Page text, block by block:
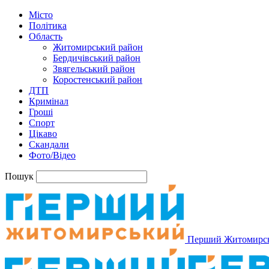
Місто
Політика
Область
Житомирський район
Бердичівський район
Звягельський район
Коростенський район
ДТП
Кримінал
Гроші
Спорт
Цікаво
Скандали
Фото/Відео
Пошук
Перший